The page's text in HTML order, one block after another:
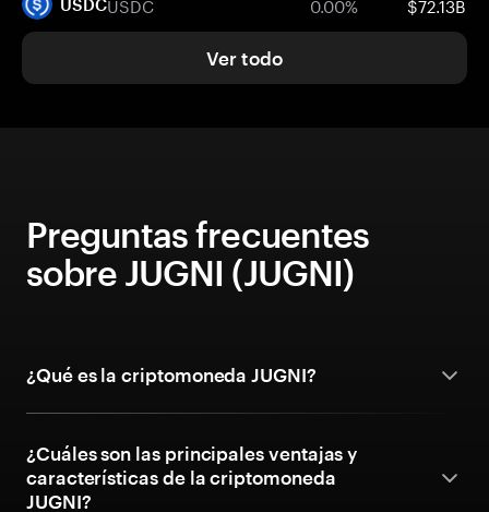
USDC
Ver todo
Preguntas frecuentes
sobre JUGNI (JUGNI)
¿Qué es la criptomoneda JUGNI?
¿Cuáles son las principales ventajas y
características de la criptomoneda
JUGNI?